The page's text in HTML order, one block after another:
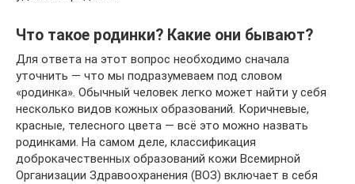
Что такое родинки? Какие они бывают?
Для ответа на этот вопрос необходимо сначала
уточнить — что мы подразумеваем под словом
«родинка». Обычный человек легко может найти у себя
несколько видов кожных образований. Коричневые,
красные, телесного цвета — всё это можно назвать
родинками. На самом деле, классификация
доброкачественных образований кожи Всемирной
Организации Здравоохранения (ВОЗ) включает в себя